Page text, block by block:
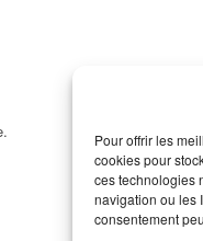
Pour offrir les
cookies pour
ces technologies
navigation ou les
consentement